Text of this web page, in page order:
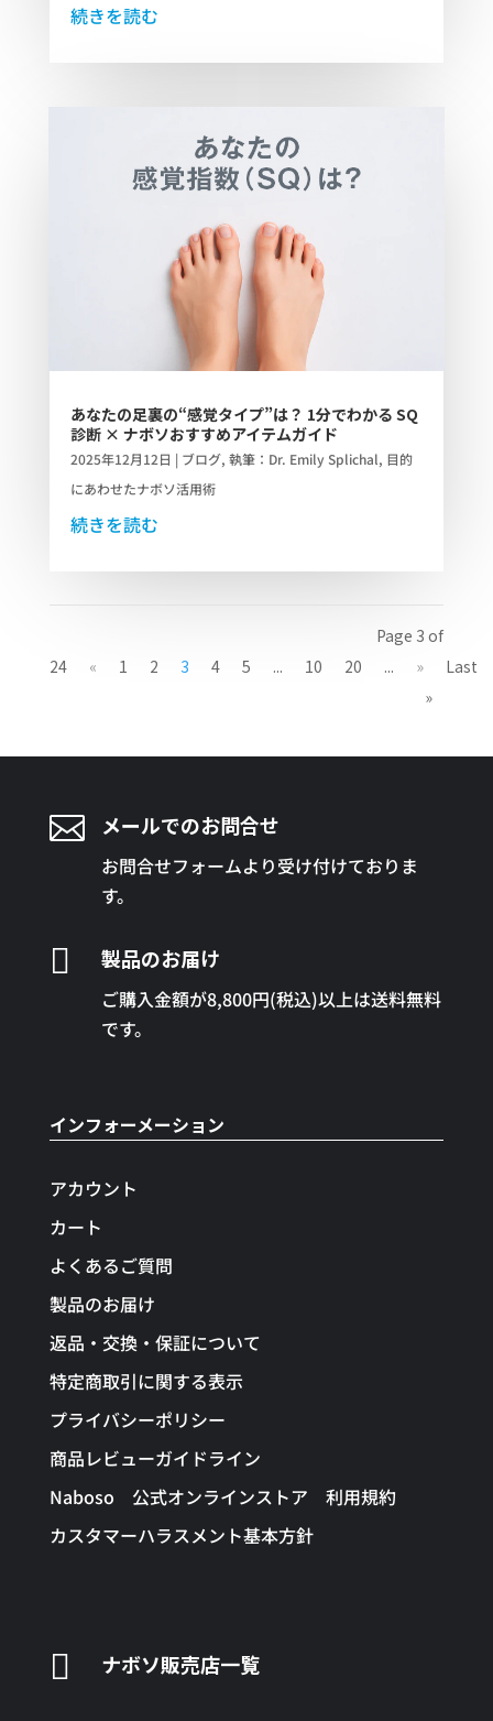
続きを読む
あなたの足裏の“感覚タイプ”は？ 1分でわかる SQ
診断 × ナボソおすすめアイテムガイド
2025年12月12日 | ブログ, 執筆：Dr. Emily Splichal, 目的
にあわせたナボソ活用術
続きを読む
Page 3 of
24
« 1 2 3 4 5 ... 10 20 ... »
Last
»
 メールでのお問合せ
お問合せフォームより受け付けておりま
す。
 製品のお届け
ご購入金額が8,800円(税込)以上は送料無料
です。
インフォーメーション
アカウント
カート
よくあるご質問
製品のお届け
返品・交換・保証について
特定商取引に関する表示
プライバシーポリシー
商品レビューガイドライン
Naboso 公式オンラインストア 利用規約
カスタマーハラスメント基本方針
 ナボソ販売店一覧